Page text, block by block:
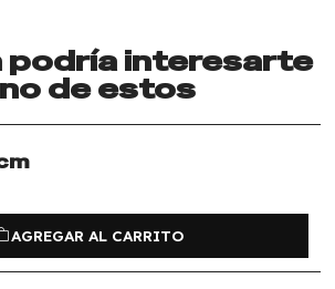
podría interesarte
de estos
AGREGAR AL CARRITO